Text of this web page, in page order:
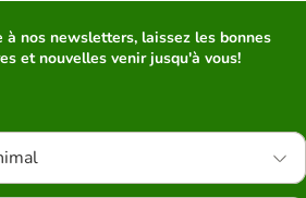
à nos newsletters, laissez les bonnes
et nouvelles venir jusqu'à vous!